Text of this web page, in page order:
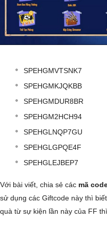
SPEHGMVTSNK7
SPEHGMKJQKBB
SPEHGMDUR8BR
SPEHGM2HCH94
SPEHGLNQP7GU
SPEHGLGPQE4F
SPEHGLEJBEP7
Với bài viết, chia sẻ các mã
sử dụng các Giftcode này thì
quà từ sự kiện lần này của FF